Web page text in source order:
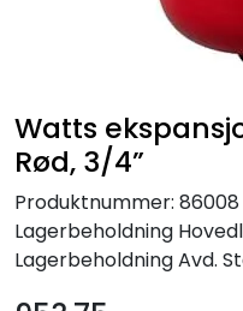
Watts
Rød, 3/4”
Produktnummer: 86008
Lagerbeholdning
LagerbeholdningAvd.